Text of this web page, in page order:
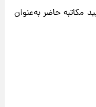
مکاتبه حاضر به‌عنوان